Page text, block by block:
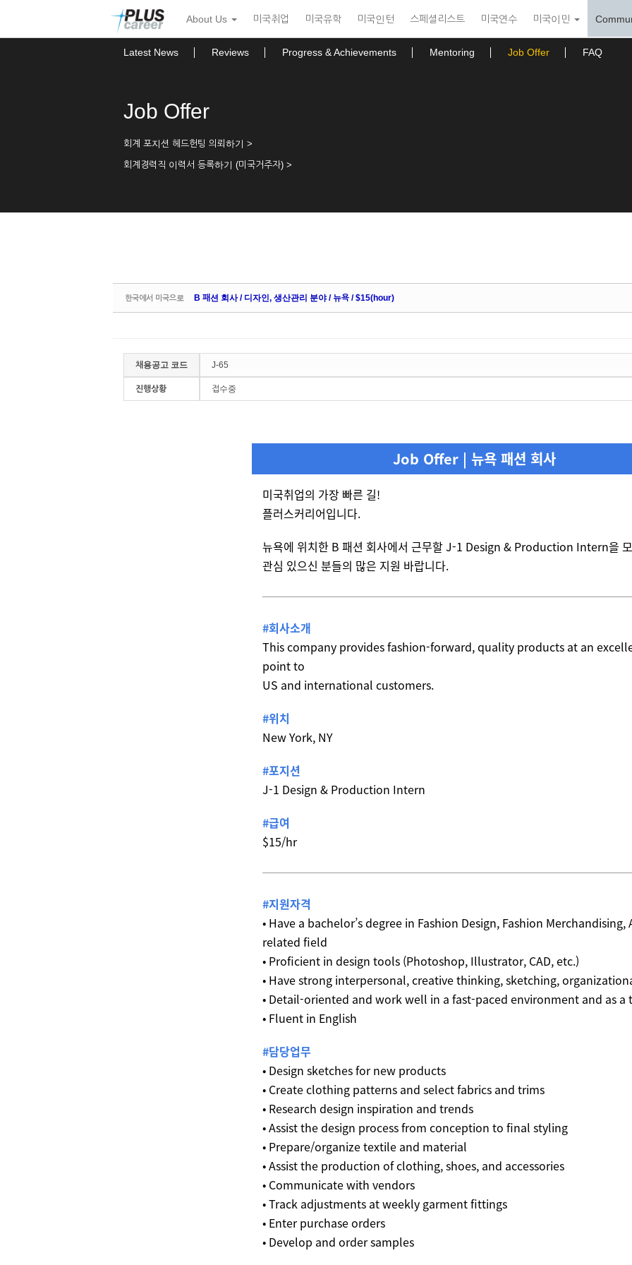
뉴
토
About Us 미국취업 미국유학 미국인턴 스페셜리스트 미국연수 미국이민
Latest News Reviews Progress & Achievements Mentoring Job Offer FAQ
Job Offer
회계 포지션 헤드헌팅 의뢰하기 >
회계경력직 이력서 등록하기 (미국거주자) >
한국에서 미국으로 B 패션 회사 / 디자인, 생산관리 분야 / 뉴욕 / $15(hour)
채용공고 코드 J-65
진행상황 접수중
Job Offer | 뉴욕 패션 회사
미국취업의 가장 빠른 길!
플러스커리어입니다.
뉴욕에 위치한 B 패션 회사에서 근무할 J-1 Design & Production Intern을
관심 있으신 분들의 많은 지원 바랍니다.
#회사소개
This company provides fashion-forward, quality products at an
point to
US and international customers.
#위치
New York, NY
#포지션
J-1 Design & Production Intern
#급여
$15/hr
#지원자격
• Have a bachelor’s degree in Fashion Design, Fashion Merchandising,
related field
• Proficient in design tools (Photoshop, Illustrator, CAD, etc.)
• Have strong interpersonal, creative thinking, sketching,
• Detail-oriented and work well in a fast-paced environment and as a
• Fluent in English
#담당업무
• Design sketches for new products
• Create clothing patterns and select fabrics and trims
• Research design inspiration and trends
• Assist the design process from conception to final styling
• Prepare/organize textile and material
• Assist the production of clothing, shoes, and accessories
• Communicate with vendors
• Track adjustments at weekly garment fittings
• Enter purchase orders
• Develop and order samples